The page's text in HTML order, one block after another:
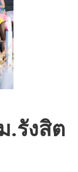
.รังสิต